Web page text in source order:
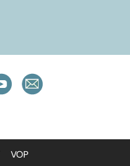
VOP